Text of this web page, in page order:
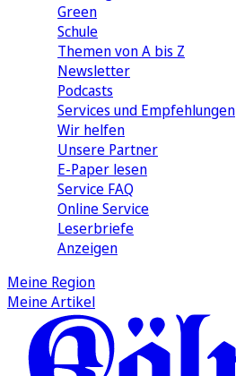
Green
Schule
Themen von A bis Z
Newsletter
Podcasts
Services und Empfehlungen
Wir helfen
Unsere Partner
E-Paper lesen
Service FAQ
Online Service
Leserbriefe
Anzeigen
Meine Region
Meine Artikel